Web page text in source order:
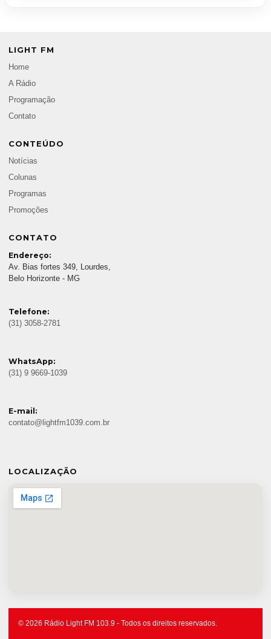
LIGHT FM
Home
A Rádio
Programação
Contato
CONTEÚDO
Notícias
Colunas
Programas
Promoções
CONTATO
Endereço:
Av. Bias fortes 349, Lourdes,
Belo Horizonte - MG
Telefone:
(31) 3058-2781
WhatsApp:
(31) 9 9669-1039
E-mail:
contato@lightfm1039.com.br
LOCALIZAÇÃO
© 2026 Rádio Light FM 103.9 - Todos os direitos reservados.